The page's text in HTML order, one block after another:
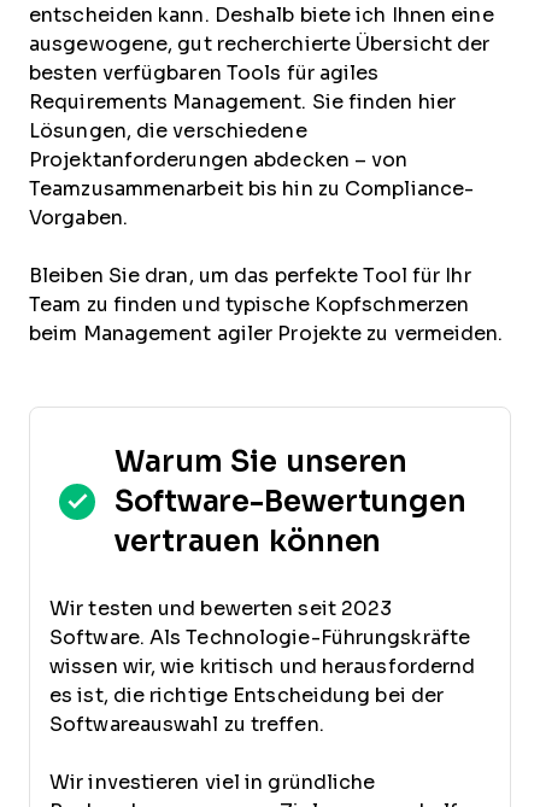
entscheiden kann. Deshalb biete ich Ihnen eine
ausgewogene, gut recherchierte Übersicht der
besten verfügbaren Tools für agiles
Requirements Management. Sie finden hier
Lösungen, die verschiedene
Projektanforderungen abdecken – von
Teamzusammenarbeit bis hin zu Compliance-
Vorgaben.
Bleiben Sie dran, um das perfekte Tool für Ihr
Team zu finden und typische Kopfschmerzen
beim Management agiler Projekte zu vermeiden.
Warum Sie unseren
Software-Bewertungen
vertrauen können
Wir testen und bewerten seit 2023
Software. Als Technologie-Führungskräfte
wissen wir, wie kritisch und herausfordernd
es ist, die richtige Entscheidung bei der
Softwareauswahl zu treffen.
Wir investieren viel in gründliche